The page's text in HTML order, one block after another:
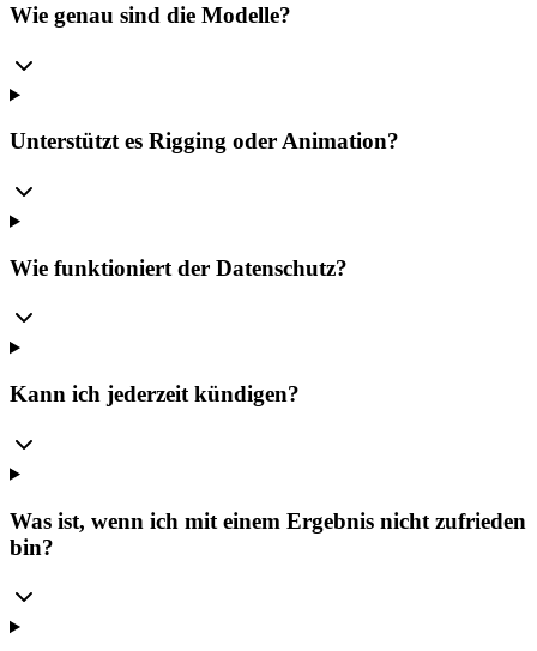
Wie genau sind die Modelle?
Unterstützt es Rigging oder Animation?
Wie funktioniert der Datenschutz?
Kann ich jederzeit kündigen?
Was ist, wenn ich mit einem Ergebnis nicht zufrieden
bin?